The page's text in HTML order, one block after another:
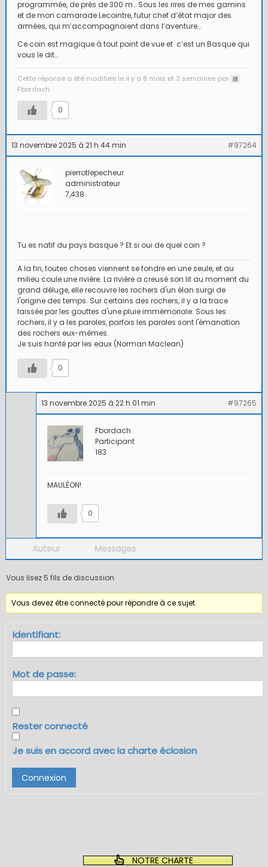
programmée, de prés de 300 m… Sous les rires de mes gamins
et de mon camarade Lecointre, futur chef d’état major des
armées, qui m’accompagnaient dans l’aventure…
Ce coin est magique à tout point de vue et c’est un Basque qui
vous le dit…
Cette réponse a été modifiée le il y a 8 mois et 3 semaines par
Fbordach.
0
13 novembre 2025 à 21 h 44 min #97264
pierrotlepecheur
administrateur
7,438
Tu es natif du pays basque ? Et si oui de quel coin ?
A la fin, toutes choses viennent se fondre en une seule, et au
milieu coule une rivière. La rivière a creusé son lit au moment du
grand déluge, elle recouvre les rochers d'un élan surgi de
l'origine des temps. Sur certains des rochers, il y a la trace
laissée par les gouttes d'une pluie immémoriale. Sous les
rochers, il y a les paroles, parfois les paroles sont l'émanation
des rochers eux-mêmes.
Je suis hanté par les eaux (Norman Maclean)
0
13 novembre 2025 à 22 h 01 min #97265
Fbordach
Participant
183
MAULÉON!
0
Auteur Messages
Vous lisez 5 fils de discussion
Vous devez être connecté pour répondre à ce sujet.
Identifiant:
Mot de passe:
Rester connecté
Je suis en accord avec la charte éclosion
Connexion
NOTRE CHARTE